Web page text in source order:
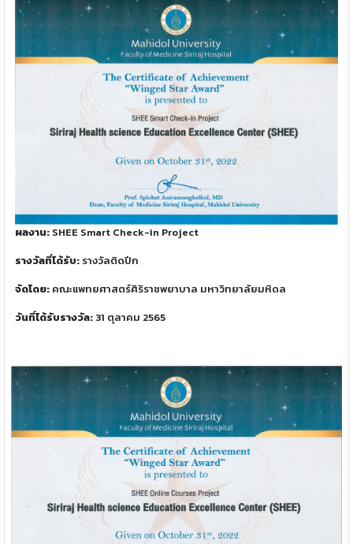
ผลงาน: SHEE Smart Check-in Project
รางวัลที่ได้รับ: รางวัลติดปีก
จัดโดย: คณะแพทยศาสตร์ศิริราชพยาบาล มหาวิทยาลัยมหิดล
วันที่ได้รับรางวัล: 31 ตุลาคม 2565